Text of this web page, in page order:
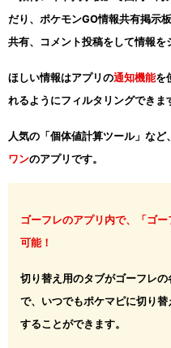
だり、ポケモンGO情報共有掲示
共有、コメント投稿をして情報を
ほしい情報はアプリの通知機能を
れるようにフィルタリングできま
人気の「個体値計算ツール」な
ワンのアプリです。
ゴーフレのアプリ内で、「ゴ
可能！
切り替え用のタブがゴーフレ
で、いつでもポケマピに切り
することができます。